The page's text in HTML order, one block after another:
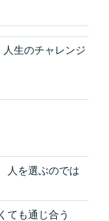
生のチャレンジ
人を選ぶのでは
ても通じ合う